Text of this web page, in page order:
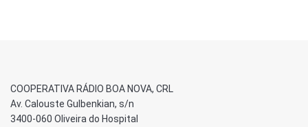
COOPERATIVA RÁDIO BOA NOVA, CRL
Av. Calouste Gulbenkian, s/n
3400-060 Oliveira do Hospital